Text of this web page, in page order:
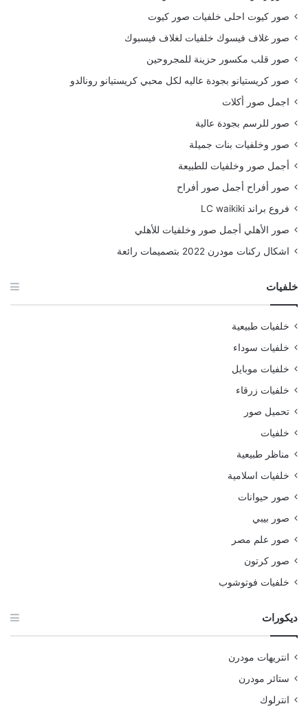
صور كيوت احلى خلفيات صور كيوت
صور غلاف فيسوك خلفيات لغلاف فيسبوك
صور قلب مكسور حزينة للمجروحين
صور كريستيانو بجودة عاليه لكل محبي كريستيانو رونالدو
اجمل صور أكلات
صور للرسم بجودة عالية
صور وخلفيات بنات جميلة
أجمل صور وخلفيات للطبيعة
صور أفراح أجمل صور أفراح
فروع براند LC waikiki
صور الأهلي أجمل صور وخلفيات للأهلي
اشكال ركنات مودرن 2022 بتصميمات رائعة
خلفيات
خلفيات طبيعية
خلفيات سوداء
خلفيات موبايل
خلفيات زرقاء
تحميل صور
خلفيات
مناظر طبيعية
خلفيات اسلامية
صور حيوانات
صور بيبي
صور علم مصر
صور كرتون
خلفيات فوتوشوب
ديكورات
انتريهات مودرن
ستائر مودرن
انترلوك